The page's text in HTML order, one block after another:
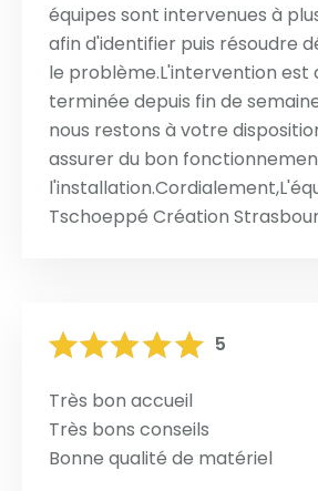
équipes sont intervenues à
afin d'identifier puis résoudre
le problème.L'intervention est
terminée depuis fin de
nous restons à votre
assurer du bon
Tschoeppé Création
5
Très bon accueil
Très bons conseils
Bonne qualité de matériel